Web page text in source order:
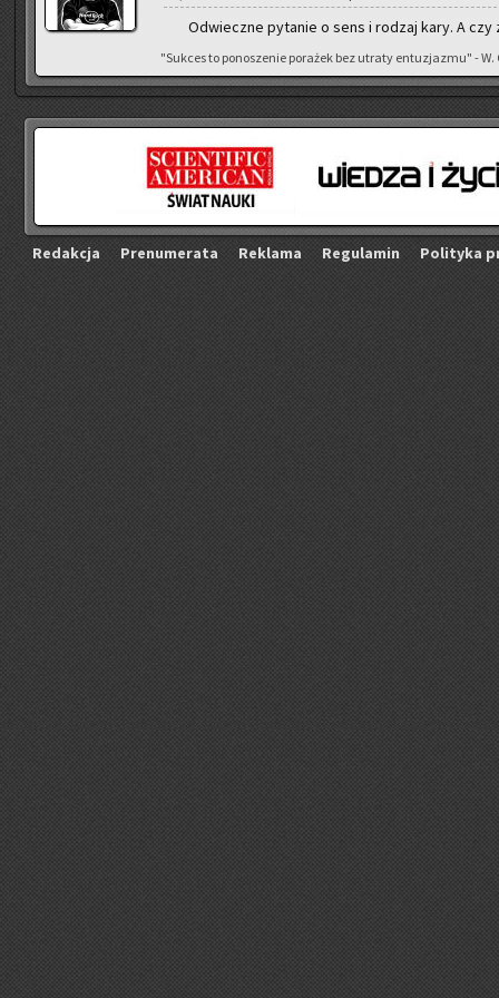
Od­wiecz­ne py­ta­nie o sens i ro­dzaj kary. A
"Suk­ces to po­no­sze­nie po­ra­żek bez utra­ty en­tu­zja­zmu" -
Re­dak­cja Pre­nu­me­ra­ta Re­kla­ma Re­gu­la­min Po­li­ty­ka